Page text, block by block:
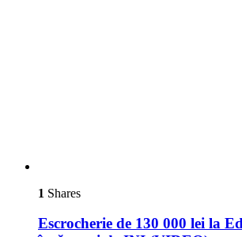
1 Shares
Escrocherie de 130 000 lei la